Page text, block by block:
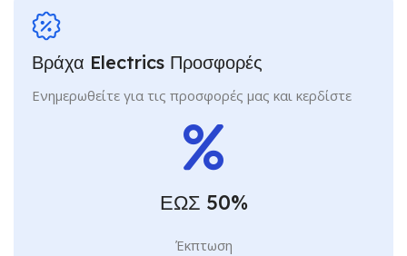
Βράχα Electrics Προσφορές
Ενημερωθείτε για τις προσφορές μας και κερδίστε
ΕΩΣ 50%
Έκπτωση